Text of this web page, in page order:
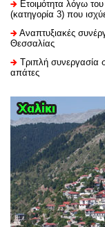
Ετοιμότητα λόγω
(κατηγορία 3) που
Αναπτυξιακές
Θεσσαλίας
Τριπλή συνεργασία
απάτες